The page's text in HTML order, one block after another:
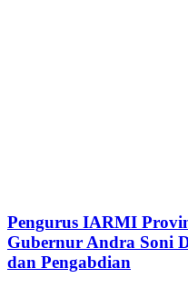
Pengurus IARMI
Gubernur Andra Soni
dan Pengabdian